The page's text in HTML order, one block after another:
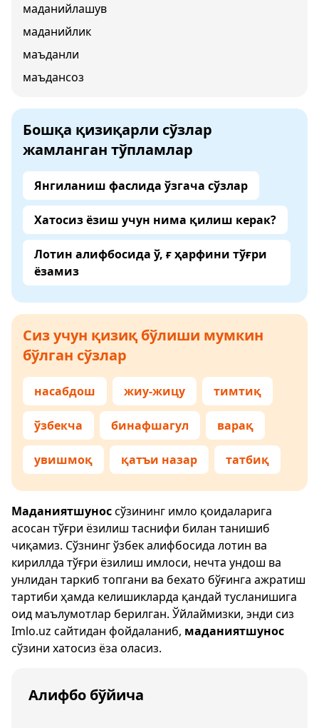
маданийлашув
маданийлик
маъданли
маъдансоз
Бошқа қизиқарли сўзлар
жамланган тўпламлар
Янгиланиш фаслида ўзгача сўзлар
Хатосиз ёзиш учун нима қилиш керак?
Лотин алифбосида ў, ғ ҳарфини тўғри
ёзамиз
Сиз учун қизиқ бўлиши мумкин
бўлган сўзлар
насабдош жиу-жицу тимтиқ
ўзбекча бинафшагул варақ
увишмоқ қатъи назар татбиқ
Маданиятшуноссўзининг имло қоидаларига
асосан тўғри ёзилиш таснифи билан танишиб
чиқамиз. Сўзнинг ўзбек алифбосида лотин ва
кириллда тўғри ёзилиш имлоси, нечта ундош ва
унлидан таркиб топгани ва бехато бўғинга ажратиш
тартиби ҳамда келишикларда қандай тусланишига
оид маълумотлар берилган. Ўйлаймизки, энди сиз
Imlo.uz сайтидан фойдаланиб, маданиятшунос
сўзини хатосиз ёза оласиз.
Алифбо бўйича